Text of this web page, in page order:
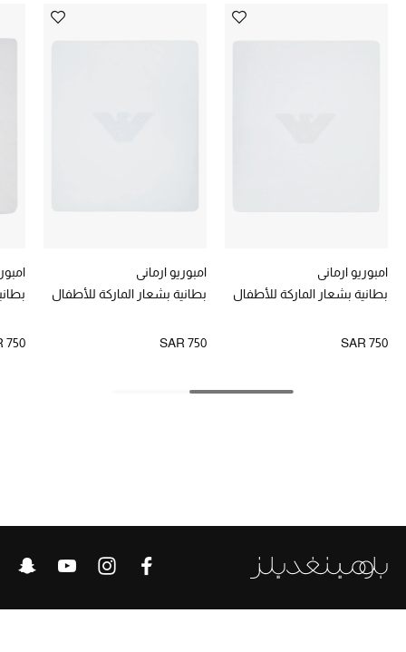
دليل ملتزمات الحقائب
امبوريو ارماني
بطانية بشعار الماركة للأطفال
SAR 750
امبوريو ارماني
بطانية بشعار الماركة للأطفال
SAR 750
750